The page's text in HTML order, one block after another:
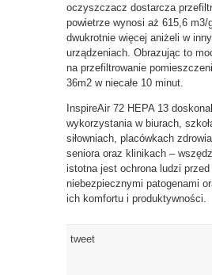
oczyszczacz dostarcza
powietrze wynosi aż 615,6 m3/
dwukrotnie więcej aniżeli w
urządzeniach. Obrazując to
na przefiltrowanie
36m2 w niecałe 10 minut.
InspireAir 72 HEPA 13
wykorzystania w biurach,
siłowniach, placówkach
seniora oraz klinikach –
istotna jest ochrona ludzi przed
niebezpiecznymi patogenami
ich komfortu i produktywności.
tweet